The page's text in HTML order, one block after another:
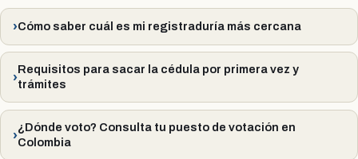
Cómo saber cuál es mi registraduría más cercana
Requisitos para sacar la cédula por primera vez y
trámites
¿Dónde voto? Consulta tu puesto de votación en
Colombia